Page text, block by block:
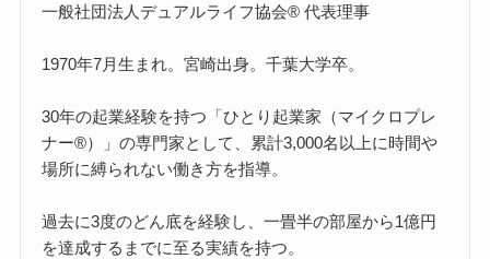
一般社団法人デュアルライフ協会® 代表理事
1970年7月生まれ。宮崎出身。千葉大学卒。
30年の起業経験を持つ「ひとり起業家（マイクロプレ
ナー®）」の専門家として、累計3,000名以上に時間や
場所に縛られない働き方を指導。
過去に3度のどん底を経験し、一畳半の部屋から1億円
を達成するまでに至る実績を持つ。